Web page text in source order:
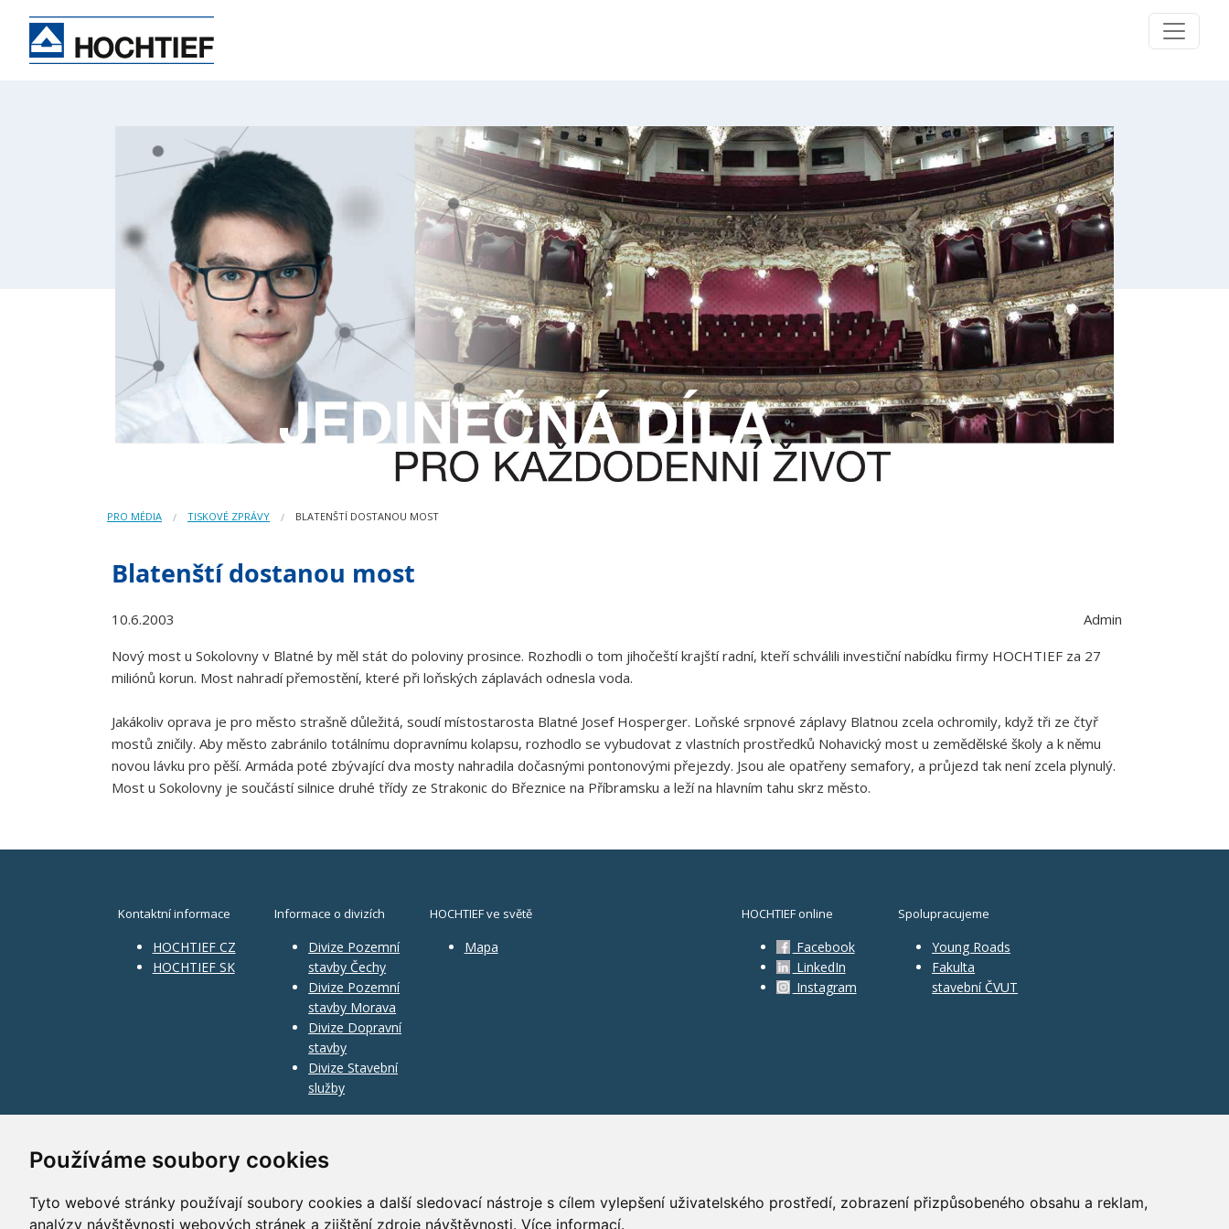
Používáme soubory cookies
Tyto webové stránky používají soubory cookies a další sledovací nástroje s cílem vylepšení uživatelského prostředí, zobrazení přizpůsobeného obsahu a reklam,
analýzy návštěvnosti webových stránek a zjištění zdroje návštěvnosti. Více informací.
PRO MÉDIA TISKOVÉ ZPRÁVY BLATENŠTÍ DOSTANOU MOST
Blatenští dostanou most
10.6.2003
Admin
Nový most u Sokolovny v Blatné by měl stát do poloviny prosince. Rozhodli o tom jihočeští krajští radní, kteří schválili investiční nabídku firmy HOCHTIEF za 27
miliónů korun. Most nahradí přemostění, které při loňských záplavách odnesla voda.
Jakákoliv oprava je pro město strašně důležitá, soudí místostarosta Blatné Josef Hosperger. Loňské srpnové záplavy Blatnou zcela ochromily, když tři ze čtyř
mostů zničily. Aby město zabránilo totálnímu dopravnímu kolapsu, rozhodlo se vybudovat z vlastních prostředků Nohavický most u zemědělské školy a k němu
novou lávku pro pěší. Armáda poté zbývající dva mosty nahradila dočasnými pontonovými přejezdy. Jsou ale opatřeny semafory, a průjezd tak není zcela plynulý.
Most u Sokolovny je součástí silnice druhé třídy ze Strakonic do Březnice na Příbramsku a leží na hlavním tahu skrz město.
Kontaktní informace
HOCHTIEF CZ
HOCHTIEF SK
Informace o divizích
Divize Pozemní
stavby Čechy
Divize Pozemní
stavby Morava
Divize Dopravní
stavby
Divize Stavební
služby
HOCHTIEF ve světě
Mapa
HOCHTIEF online
Facebook
LinkedIn
Instagram
Spolupracujeme
Young Roads
Fakulta
stavební ČVUT